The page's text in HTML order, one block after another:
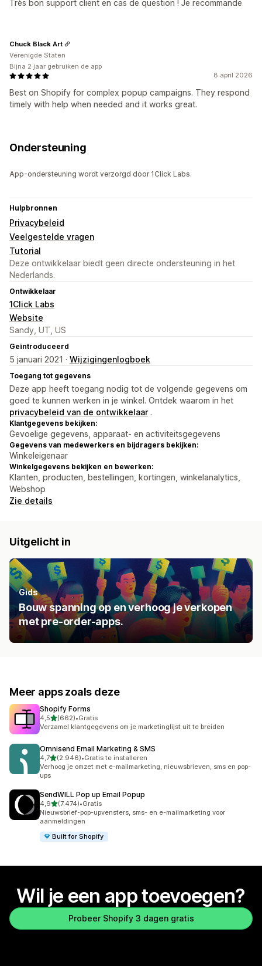
Très bon support client en cas de question ! Je recommande
8 april 2026
Best on Shopify for complex popup campaigns. They respond
timely with help when needed and it works great.
Chuck Black Art
Verenigde Staten
Bijna 2 jaar gebruiken de app
Ondersteuning
App-ondersteuning wordt verzorgd door 1Click Labs.
Hulpbronnen
Privacybeleid
Veelgestelde vragen
Tutorial
Deze ontwikkelaar biedt geen directe ondersteuning in het
Nederlands.
Ontwikkelaar
1Click Labs
Website
Sandy, UT, US
Geïntroduceerd
5 januari 2021 · Wijzigingenlogboek
Toegang tot gegevens
Deze app heeft toegang nodig tot de volgende gegevens om
goed te kunnen werken in je winkel. Ontdek waarom in het
privacybeleid van de ontwikkelaar .
Klantgegevens bekijken:
Gevoelige gegevens, apparaat- en activiteitsgegevens
Gegevens van medewerkers en bijdragers bekijken:
Winkeleigenaar
Winkelgegevens bekijken en bewerken:
Klanten, producten, bestellingen, kortingen, winkelanalytics,
Webshop
Zie details
Uitgelicht in
Gids
Bouw spanning op en verhoog je verkopen
met pre-order-apps.
Meer apps zoals deze
Shopify Forms
4,5van 5 sterren
(662)
662 recensies in totaal
•Gratis
Verzamel klantgegevens om je marketinglijst uit te breiden
Omnisend Email Marketing & SMS
4,7van 5 sterren
(2.946)
2946 recensies in totaal
•Gratis te installeren
Verhoog je omzet met e-mailmarketing, nieuwsbrieven, sms en pop-
ups
SendWILL Pop up Email Popup
4,9van 5 sterren
(7.474)
7474 recensies in totaal
•Gratis
Nieuwsbrief-pop-upvensters, sms- en e-mailmarketing voor
aanmeldingen
Built for Shopify
Wil je een app toevoegen?
Probeer Shopify 3 dagen gratis